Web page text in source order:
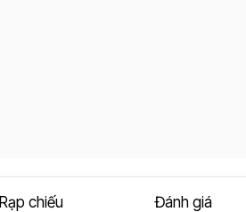
Rạp chiếu Đánh giá